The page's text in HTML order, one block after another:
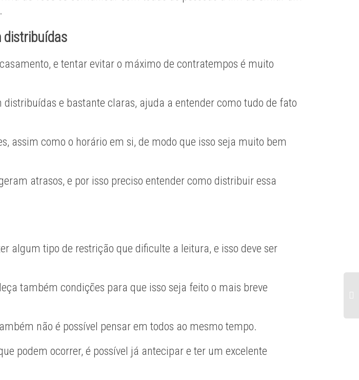
distribuídas
e tentar evitar o máximo de contratempos é muito
e bastante claras, ajuda a entender como tudo de fato
assim como o horário em si, de modo que isso seja muito bem
atrasos, e por isso preciso entender como distribuir essa
algum tipo de restrição que dificulte a leitura, e isso deve ser
também condições para que isso seja feito o mais breve
não é possível pensar em todos ao mesmo tempo.
podem ocorrer, é possível já antecipar e ter um excelente